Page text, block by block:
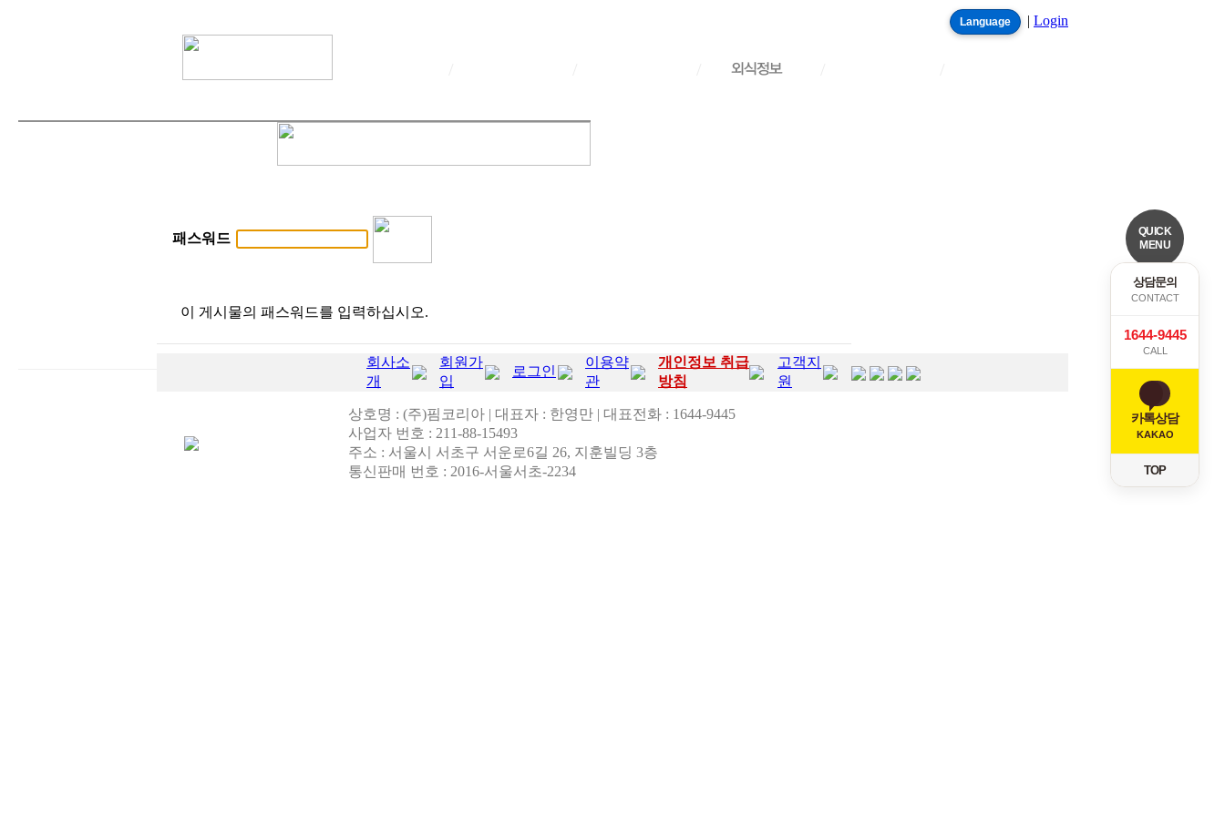
QUICK
MENU
상담문의
CONTACT
1644-9445
CALL
카톡상담
KAKAO
TOP
Language | Login
패스워드
이 게시물의 패스워드를 입력하십시오.
회사소
개
회원가
입
로그인
이용약
관
개인정보 취급
방침
고객지
원
상호명 : (주)핌코리아 | 대표자 : 한영만 | 대표전화 : 1644-9445
사업자 번호 : 211-88-15493
주소 : 서울시 서초구 서운로6길 26, 지훈빌딩 3층
통신판매 번호 : 2016-서울서초-2234